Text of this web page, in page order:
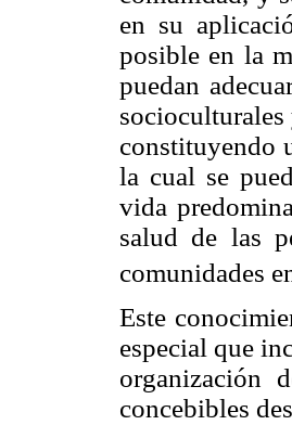
en su
posible en la
puedan
constituyendo
la cual se
vida
salud de las
comunidades
Este
especial que
organización
concebibles